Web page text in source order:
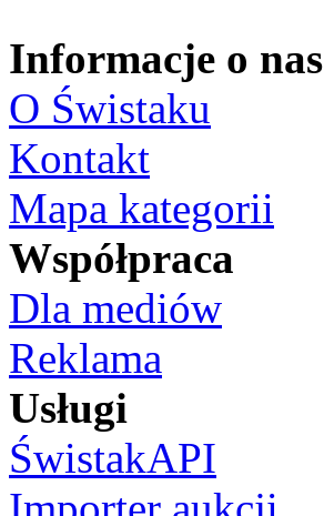
Informacje o nas
O Świstaku
Kontakt
Mapa kategorii
Współpraca
Dla mediów
Reklama
Usługi
ŚwistakAPI